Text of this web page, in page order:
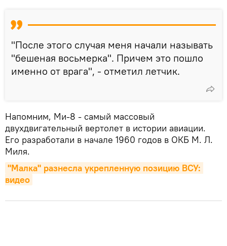
"После этого случая меня начали называть
"бешеная восьмерка". Причем это пошло
именно от врага", - отметил летчик.
Напомним, Ми-8 - самый массовый
двухдвигательный вертолет в истории авиации.
Его разработали в начале 1960 годов в ОКБ М. Л.
Миля.
"Малка" разнесла укрепленную позицию ВСУ:
видео